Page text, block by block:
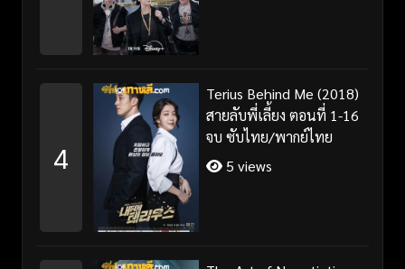
4
Terius Behind Me (2018)
สายลับพี่เลี้ยง ตอนที่ 1-16
จบ ซับไทย/พากย์ไทย
5 views